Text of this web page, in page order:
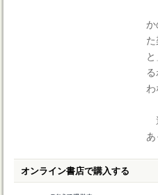
か
わ
オンライン書店で購入する